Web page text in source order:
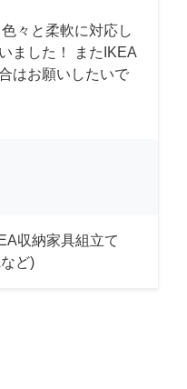
々と柔軟に対応し
ました！ またIKEA
はお願いしたいで
収納家具組立て
ど)